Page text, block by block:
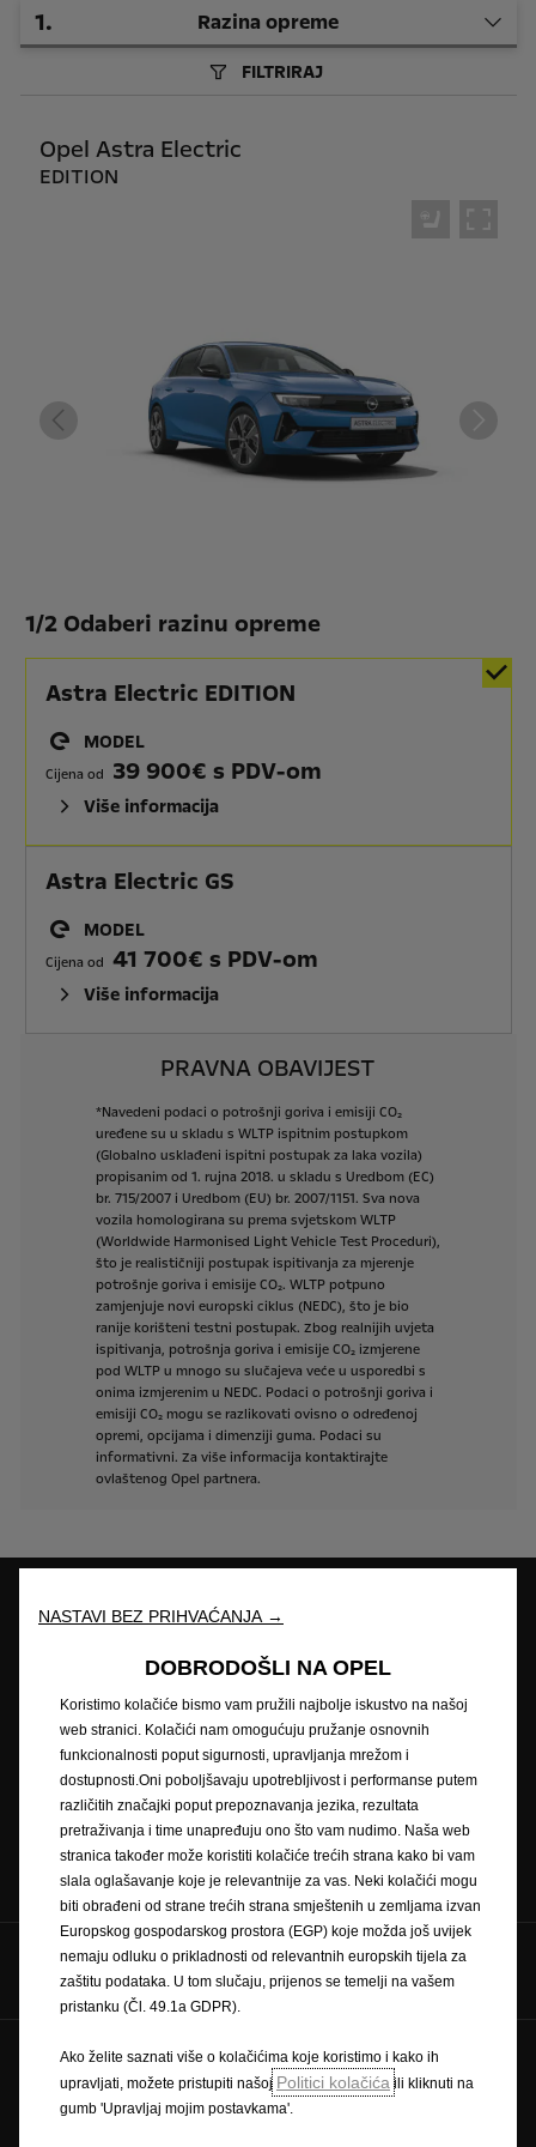
1. Razina opreme
FILTRIRAJ
Opel Astra Electric
EDITION
1/2 Odaberi razinu opreme
Astra Electric EDITION
MODEL
Cijena od 39 900€ s PDV-om
Više informacija
Astra Electric GS
MODEL
Cijena od 41 700€ s PDV-om
Više informacija
PRAVNA OBAVIJEST
*Navedeni podaci o potrošnji goriva i emisiji CO₂
uređene su u skladu s WLTP ispitnim postupkom
(Globalno usklađeni ispitni postupak za laka vozila)
propisanim od 1. rujna 2018. u skladu s Uredbom (EC)
br. 715/2007 i Uredbom (EU) br. 2007/1151. Sva nova
vozila homologirana su prema svjetskom WLTP
(Worldwide Harmonised Light Vehicle Test Proceduri),
što je realističniji postupak ispitivanja za mjerenje
potrošnje goriva i emisije CO₂. WLTP potpuno
zamjenjuje novi europski ciklus (NEDC), što je bio
ranije korišteni testni postupak. Zbog realnijih uvjeta
ispitivanja, potrošnja goriva i emisije CO₂ izmjerene
pod WLTP u mnogo su slučajeva veće u usporedbi s
onima izmjerenim u NEDC. Podaci o potrošnji goriva i
emisiji CO₂ mogu se razlikovati ovisno o određenoj
opremi, opcijama i dimenziji guma. Podaci su
informativni. Za više informacija kontaktirajte
ovlaštenog Opel partnera.
Zatražite testnu vožnju Naručivanje na servis
Konfigurator Cjenici
Pratite nas na
Pravilnik o zaštiti privatnosti
Politika kolačića
Zaštitni znak i autorska prava
Novi podaci o potrošnji goriva
NASTAVI BEZ PRIHVAĆANJA →
DOBRODOŠLI NA OPEL
Koristimo kolačiće bismo vam pružili najbolje iskustvo na našoj
web stranici. Kolačići nam omogućuju pružanje osnovnih
funkcionalnosti poput sigurnosti, upravljanja mrežom i
dostupnosti.Oni poboljšavaju upotrebljivost i performanse putem
različitih značajki poput prepoznavanja jezika, rezultata
pretraživanja i time unapređuju ono što vam nudimo. Naša web
stranica također može koristiti kolačiće trećih strana kako bi vam
slala oglašavanje koje je relevantnije za vas. Neki kolačići mogu
biti obrađeni od strane trećih strana smještenih u zemljama izvan
Europskog gospodarskog prostora (EGP) koje možda još uvijek
nemaju odluku o prikladnosti od relevantnih europskih tijela za
zaštitu podataka. U tom slučaju, prijenos se temelji na vašem
pristanku (Čl. 49.1a GDPR).
Ako želite saznati više o kolačićima koje koristimo i kako ih
upravljati, možete pristupiti našoj Politici kolačića ili kliknuti na
gumb 'Upravljaj mojim postavkama'.